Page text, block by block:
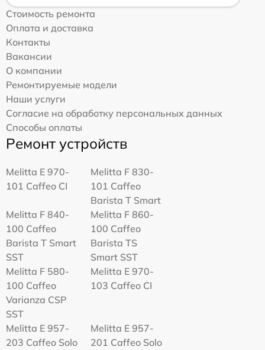
Стоимость ремонта
Оплата и доставка
Контакты
Вакансии
О компании
Ремонтируемые модели
Наши услуги
Согласие на обработку персональных данных
Способы оплаты
Ремонт устройств
Melitta Е 970-
101 Caffeo CI
Melitta F 830-
101 Caffeo
Barista T Smart
Melitta F 840-
100 Caffeo
Barista T Smart
SST
Melitta F 860-
100 Caffeo
Barista TS
Smart SST
Melitta F 580-
100 Caffeo
Varianza CSP
SST
Melitta Е 970-
103 Caffeo CI
Melitta E 957-
203 Caffeo Solo
Melitta E 957-
201 Caffeo Solo